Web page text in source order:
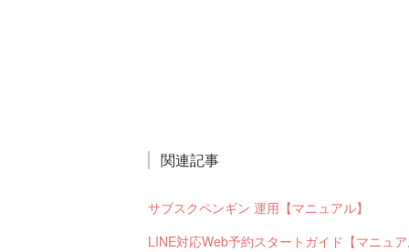
関連記事
サブスクペンギン 運用【マニュアル】
LINE対応Web予約スタートガイド【マニュ